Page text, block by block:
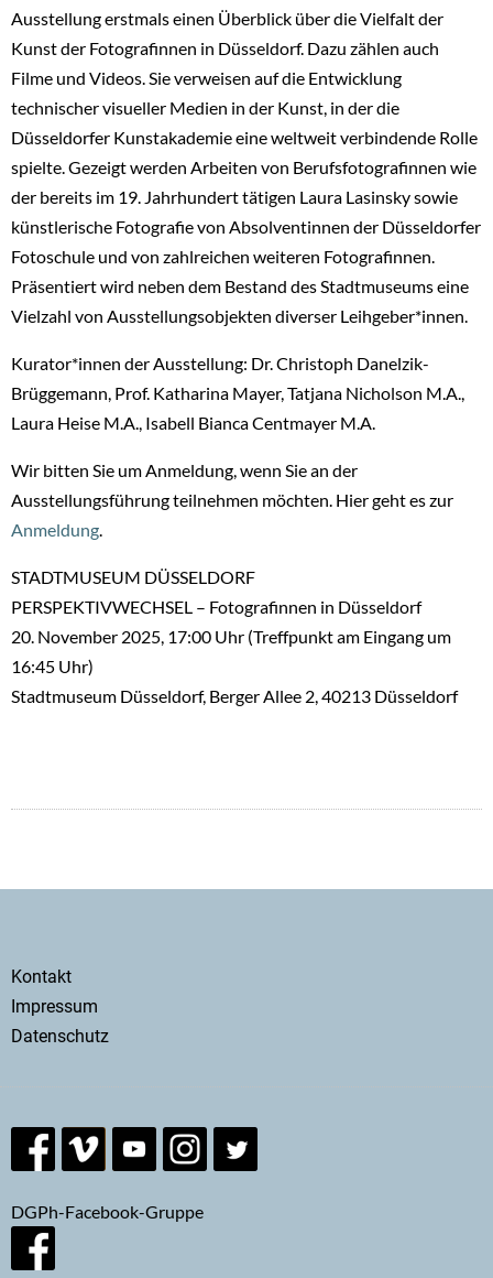
Ausstellung erstmals einen Überblick über die Vielfalt der
Kunst der Fotografinnen in Düsseldorf. Dazu zählen auch
Filme und Videos. Sie verweisen auf die Entwicklung
technischer visueller Medien in der Kunst, in der die
Düsseldorfer Kunstakademie eine weltweit verbindende Rolle
spielte. Gezeigt werden Arbeiten von Berufsfotografinnen wie
der bereits im 19. Jahrhundert tätigen Laura Lasinsky sowie
künstlerische Fotografie von Absolventinnen der Düsseldorfer
Fotoschule und von zahlreichen weiteren Fotografinnen.
Präsentiert wird neben dem Bestand des Stadtmuseums eine
Vielzahl von Ausstellungsobjekten diverser Leihgeber*innen.
Kurator*innen der Ausstellung: Dr. Christoph Danelzik-
Brüggemann, Prof. Katharina Mayer, Tatjana Nicholson M.A.,
Laura Heise M.A., Isabell Bianca Centmayer M.A.
Wir bitten Sie um Anmeldung, wenn Sie an der
Ausstellungsführung teilnehmen möchten. Hier geht es zur
Anmeldung
STADTMUSEUM DÜSSELDORF
PERSPEKTIVWECHSEL – Fotografinnen in Düsseldorf
20. November 2025, 17:00 Uhr (Treffpunkt am Eingang um
16:45 Uhr)
Stadtmuseum Düsseldorf, Berger Allee 2, 40213 Düsseldorf
Secondary
menu
Kontakt
Impressum
Datenschutz
DGPh-Facebook-Gruppe